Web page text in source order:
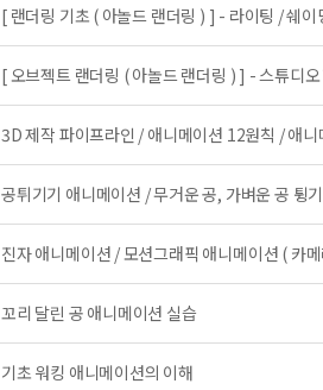
[ 랜더링 기초 ( 아놀드 랜더링 ) ] - 라이팅 / 쉐
[ 오브젝트 랜더링 ( 아놀드 랜더링 ) ] - 스튜디
3D 제작 파이프라인 / 애니메이션 12원칙 / 애니
공튀기기 애니메이션 / 무거운 공, 가벼운 공 튕
진자 애니메이션 / 모션그래픽 애니메이션 ( 카
꼬리 달린 공 애니메이션 실습
기초 워킹 애니메이션의 이해